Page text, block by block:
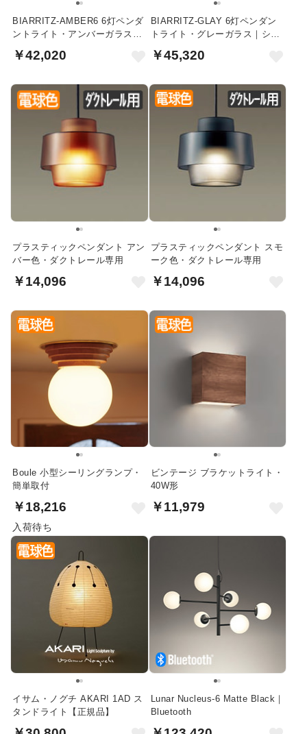
BIARRITZ-AMBER6 6灯ペンダ
ントライト・アンバーガラス｜
￥42,020
BIARRITZ-GLAY 6灯ペンダン
トライト・グレーガラス｜シル
￥45,320
プラスティックペンダント アン
バー色・ダクトレール専用
￥14,096
プラスティックペンダント スモ
ーク色・ダクトレール専用
￥14,096
Boule 小型シーリングランプ・
簡単取付
￥18,216
入荷待ち
ビンテージ ブラケットライト・
40W形
￥11,979
イサム・ノグチ AKARI 1AD ス
タンドライト【正規品】
Lunar Nucleus-6 Matte Black｜
Bluetooth